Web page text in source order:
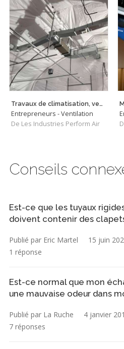
Travaux de climatisation, ventilation et chauffage.
Entrepreneurs - Ventilation
De Les Industries Perform Air
Conseils
Est-ce que les tuyaux
doivent contenir des
Publié par Eric Martel 15 juin
1 réponse
Est-ce normal que mon
une mauvaise odeur dans
Publié par La Ruche 4 janvier
7 réponses